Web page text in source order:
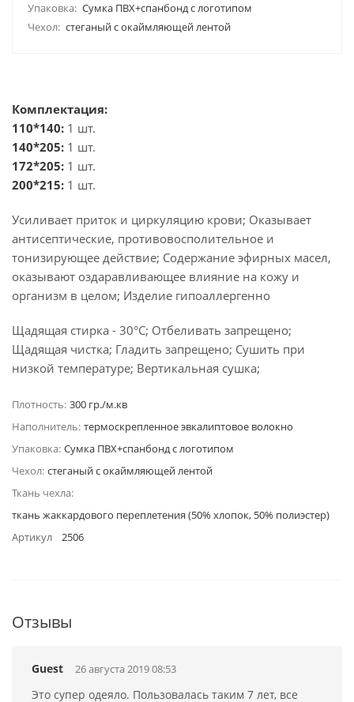
Упаковка: Сумка ПВХ+спанбонд с логотипом
Чехол: стеганый с окаймляющей лентой
Комплектация:
110*140: 1 шт.
140*205: 1 шт.
172*205: 1 шт.
200*215: 1 шт.
Усиливает приток и циркуляцию крови; Оказывает
антисептические, противовосполительное и
тонизирующее действие; Содержание эфирных масел,
оказывают оздаравливающее влияние на кожу и
организм в целом; Изделие гипоаллергенно
Щадящая стирка - 30°C; Отбеливать запрещено;
Щадящая чистка; Гладить запрещено; Сушить при
низкой температуре; Вертикальная сушка;
Плотность: 300 гр./м.кв
Наполнитель: термоскрепленное эвкалиптовое волокно
Упаковка: Сумка ПВХ+спанбонд с логотипом
Чехол: стеганый с окаймляющей лентой
Ткань чехла:
ткань жаккардового переплетения (50% хлопок, 50% полиэстер)
Артикул
2506
Отзывы
Guest 26 августа 2019 08:53
Это супер одеяло. Пользовалась таким 7 лет, все